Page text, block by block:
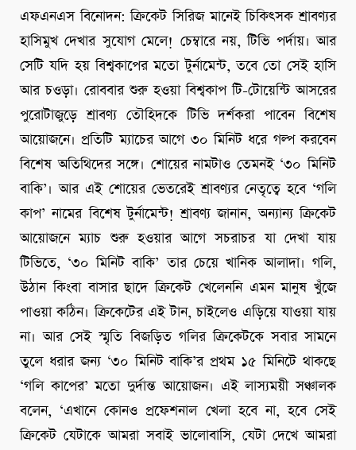
এফএনএস বিনোদন: ক্রিকেট সিরিজ মানেই চিকিৎসক শ্রাবণ্যর
হাসিমুখ দেখার সুযোগ মেলে! চেম্বারে নয়, টিভি পর্দায়। আর
সেটি যদি হয় বিশ্বকাপের মতো টুর্নামেন্ট, তবে তো সেই হাসি
আর চওড়া। রোববার শুরু হওয়া বিশ্বকাপ টি-টোয়েন্টি আসরের
পুরোটাজুড়ে শ্রাবণ্য তৌহিদকে টিভি দর্শকরা পাবেন বিশেষ
আয়োজনে। প্রতিটি ম্যাচের আগে ৩০ মিনিট ধরে গল্প করবেন
বিশেষ অতিথিদের সঙ্গে। শোয়ের নামটাও তেমনই ‘৩০ মিনিট
বাকি’। আর এই শোয়ের ভেতরেই শ্রাবণ্যর নেতৃত্বে হবে ‘গলি
কাপ’ নামের বিশেষ টুর্নামেন্ট! শ্রাবণ্য জানান, অন্যান্য ক্রিকেট
আয়োজনে ম্যাচ শুরু হওয়ার আগে সচরাচর যা দেখা যায়
টিভিতে, ‘৩০ মিনিট বাকি’ তার চেয়ে খানিক আলাদা। গলি,
উঠান কিংবা বাসার ছাদে ক্রিকেট খেলেননি এমন মানুষ খুঁজে
পাওয়া কঠিন। ক্রিকেটের এই টান, চাইলেও এড়িয়ে যাওয়া যায়
না। আর সেই স্মৃতি বিজড়িত গলির ক্রিকেটকে সবার সামনে
তুলে ধরার জন্য ‘৩০ মিনিট বাকি’র প্রথম ১৫ মিনিটে থাকছে
‘গলি কাপের’ মতো দুর্দান্ত আয়োজন। এই লাস্যময়ী সঞ্চালক
বলেন, ‘এখানে কোনও প্রফেশনাল খেলা হবে না, হবে সেই
ক্রিকেট যেটাকে আমরা সবাই ভালোবাসি, যেটা দেখে আমরা